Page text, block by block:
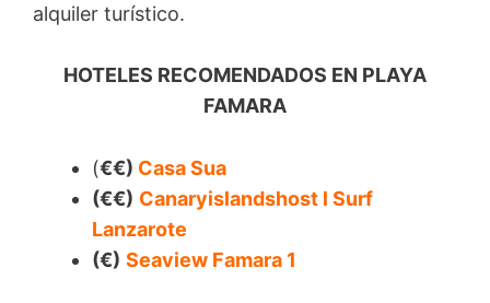
alquiler turístico.
HOTELES RECOMENDADOS EN PLAYA
FAMARA
(€€) Casa Sua
(€€) Canaryislandshost l Surf
Lanzarote
(€) Seaview Famara 1